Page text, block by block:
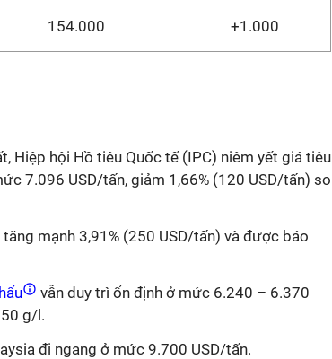
154.000 +1.000
Hiệp hội Hồ tiêu Quốc tế (IPC) niêm yết giá tiêu
7.096 USD/tấn, giảm 1,66% (120 USD/tấn) so
mạnh 3,91% (250 USD/tấn) và được báo
vẫn duy trì ổn định ở mức 6.240 – 6.370
g/l.
đi ngang ở mức 9.700 USD/tấn.